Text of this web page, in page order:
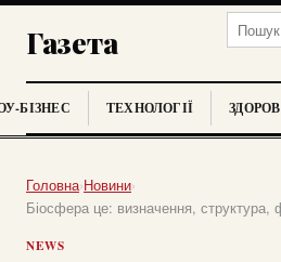
Газета
БІЗНЕС ТЕХНОЛОГІЇ
Головна›Новини›
Біосфера це: визначення, структура,
NEWS